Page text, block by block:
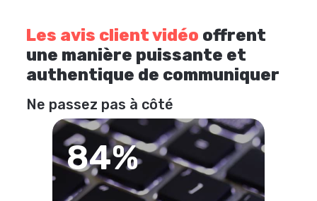
Les avis client vidéo offrent
une manière puissante et
authentique de communiquer
Ne passez pas à côté
84%